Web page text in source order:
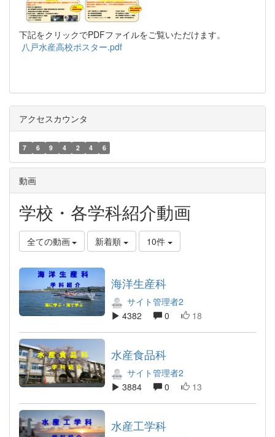
下記をクリックでPDFファイルをご覧いただけます。
八戸水産高校ポスター.pdf
アクセスカウンタ
7 6 9 4 2 4 6
動画
学校・各学科紹介動画
全ての動画 新着順 10件
海洋生産科
サイト管理者2
4382
0 18
水産食品科
サイト管理者2
3884
0 13
水産工学科